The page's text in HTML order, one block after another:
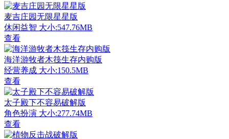
麦吉庄园无限星星版
休闲益智 大小:547.76MB
查看
海洋游牧者木筏生存内购版
经营养成 大小:150.5MB
查看
太子殿下不容易破解版
角色扮演 大小:277.74MB
查看